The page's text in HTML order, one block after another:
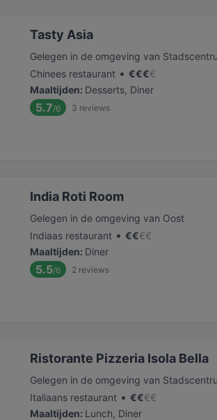
Tasty Asia
Gelegen in de omgeving van
Chinees restaurant • €€€€
Maaltijden: Desserts, Diner
5.7/6 3 reviews
India Roti Room
Gelegen in de omgeving van Oost
Indiaas restaurant • €€€€
Maaltijden: Diner
5.5/6 2 reviews
Ristorante Pizzeria Isola Bella
Gelegen in de omgeving van
Italiaans restaurant • €€€€
Maaltijden: Lunch, Diner